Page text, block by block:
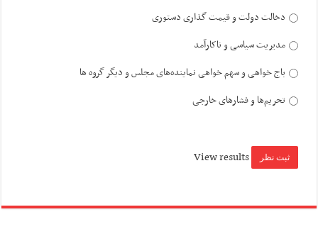
دخالت دولت و قیمت گذاری دستوری
مدیریت سیاسی و ناکارآمد
باج خواهی و سهم خواهی نماینده‌های مجلس و دیگر گروه ها
تحریم‌ها و فشارهای خارجی
View results